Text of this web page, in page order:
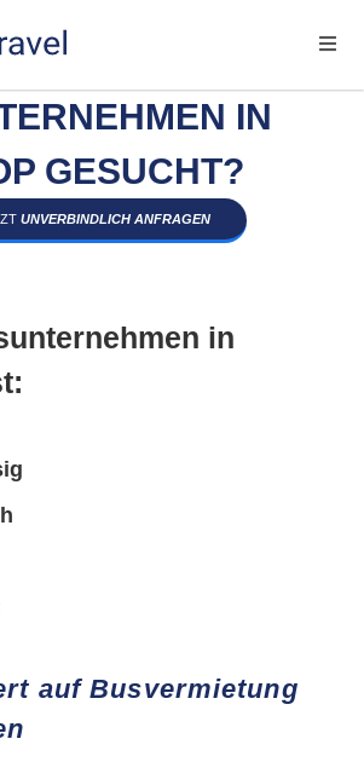
IN
GESUCHT?
UNVERBINDLICH ANFRAGEN
in
auf Busvermietung